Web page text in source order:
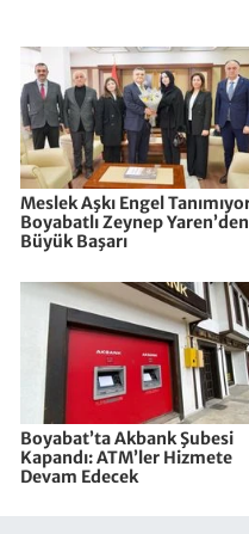
Meslek Aşkı Engel
Boyabatlı Zeynep Yaren’den
Büyük Başarı
Boyabat’ta Akbank Şubesi
Kapandı: ATM’ler Hizmete
Devam Edecek